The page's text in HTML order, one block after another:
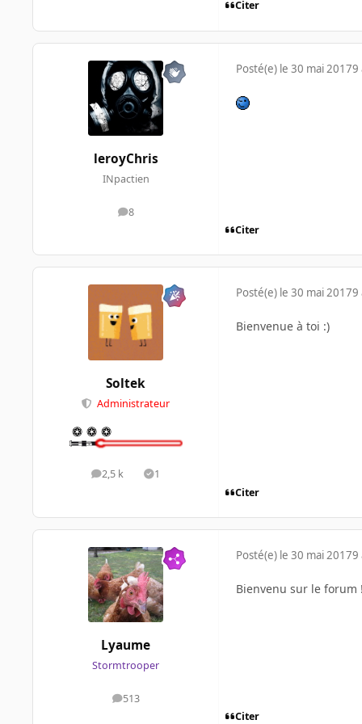
Citer
leroyChris
INpactien
8
messages
Posté(e) le 30 mai 20179
Citer
Soltek
Administrateur
2,5 k
messages1
Solutions
Posté(e) le 30 mai 20179
Bienvenue à toi :)
Citer
Lyaume
Stormtrooper
513
messages
Posté(e) le 30 mai 20179
Bienvenu sur le forum
Citer